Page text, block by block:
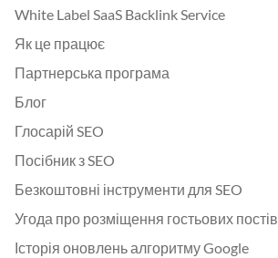
White Label SaaS Backlink Service
Як це працює
Партнерська програма
Блог
Глосарій SEO
Посібник з SEO
Безкоштовні інструменти для SEO
Угода про розміщення гостьових постів
Історія оновлень алгоритму Google